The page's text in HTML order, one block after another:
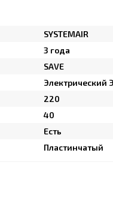
SYSTEMAIR
3 года
SAVE
Электрический
220
40
Есть
Пластинчатый